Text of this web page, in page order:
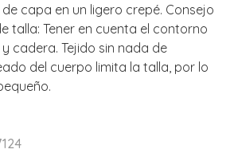
capa en un ligero crepé. Consejo
talla: Tener en cuenta el contorno
cadera. Tejido sin nada de
del cuerpo limita la talla, por lo